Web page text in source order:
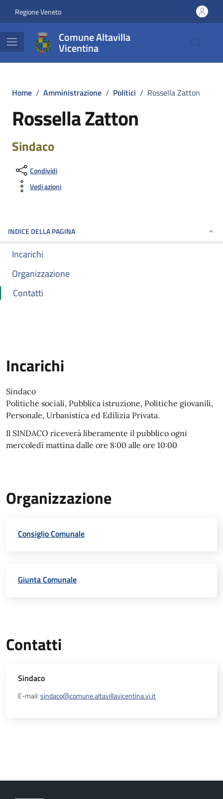
Regione Veneto
Comune Altavilla
Vicentina
Home / Amministrazione / Politici / Rossella Zatton
Rossella Zatton
Sindaco
Condividi
Vedi azioni
INDICE DELLA PAGINA
Incarichi
Organizzazione
Contatti
Incarichi
Sindaco
Politiche sociali, Pubblica istruzione, Politiche giovanili,
Personale, Urbanistica ed Edilizia Privata.
Il SINDACO riceverà liberamente il pubblico ogni
mercoledì mattina dalle ore 8:00 alle ore 10:00
Organizzazione
Consiglio Comunale
Giunta Comunale
Contatti
Sindaco
E-mail:sindaco@comune.altavillavicentina.vi.it